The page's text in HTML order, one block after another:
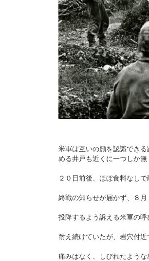
米軍は互いの顔を認識でき
める井戸も近くに一つしか
２０日前後、ほぼ食料なし
終戦の知らせが届かず、８
投降するよう訴える米軍の
耐え続けていたが、岩穴付
痛みはなく、しびれたような